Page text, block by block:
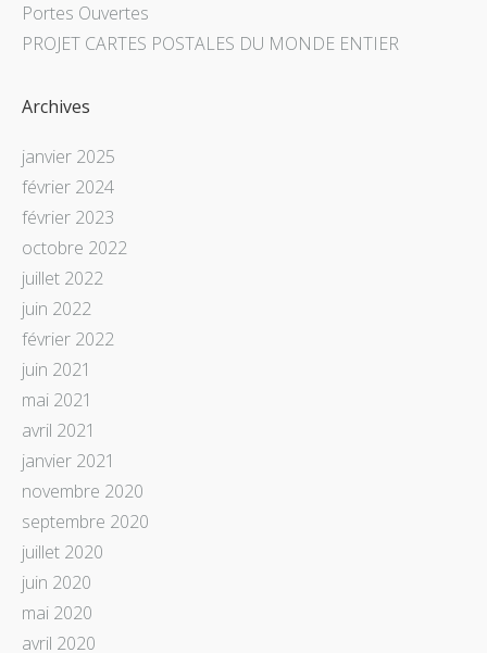
Portes Ouvertes
PROJET CARTES POSTALES DU MONDE ENTIER
Archives
janvier 2025
février 2024
février 2023
octobre 2022
juillet 2022
juin 2022
février 2022
juin 2021
mai 2021
avril 2021
janvier 2021
novembre 2020
septembre 2020
juillet 2020
juin 2020
mai 2020
avril 2020